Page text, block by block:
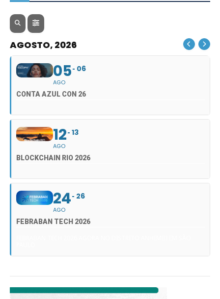
AGOSTO, 2026
05
AGO
06
CONTA AZUL CON 26
12
AGO
13
BLOCKCHAIN RIO 2026
24
AGO
26
FEBRABAN TECH 2026